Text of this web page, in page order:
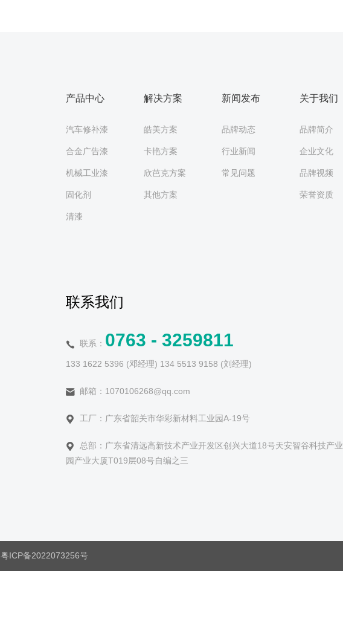
产品中心
汽车修补漆
合金广告漆
机械工业漆
固化剂
清漆
解决方案
皓美方案
卡艳方案
欣芭克方案
其他方案
新闻发布
品牌动态
行业新闻
常见问题
关于我们
品牌简介
企业文化
品牌视频
荣誉资质
联系我们
联系： 0763 - 3259811
133 1622 5396 (邓经理) 134 5513 9158 (刘经理)
邮箱：1070106268@qq.com
工厂：广东省韶关市华彩新材料工业园A-19号
总部：广东省清远高新技术产业开发区创兴大道18号天安智谷科技产业
园产业大厦T019层08号自编之三
粤ICP备2022073256号